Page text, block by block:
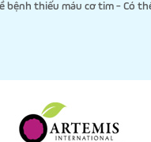
bệnh thiếu máu cơ tim - Có